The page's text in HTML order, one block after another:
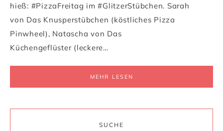
hieß: #PizzaFreitag im #GlitzerStübchen. Sarah
von Das Knusperstübchen (köstliches Pizza
Pinwheel), Natascha von Das
Küchengeflüster (leckere…
MEHR LESEN
SUCHE